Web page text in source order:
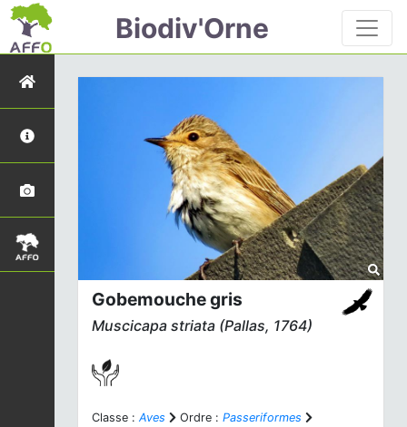
Biodiv'Orne
Gobemouche gris
Muscicapa striata (Pallas, 1764)
Classe : Aves Ordre : Passeriformes